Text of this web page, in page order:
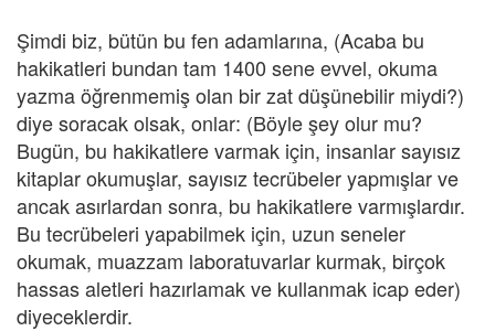
Şimdi biz, bütün bu fen adamlarına, (Acaba bu
hakikatleri bundan tam 1400 sene evvel, okuma
yazma öğrenmemiş olan bir zat düşünebilir miydi?)
diye soracak olsak, onlar: (Böyle şey olur mu?
Bugün, bu hakikatlere varmak için, insanlar sayısız
kitaplar okumuşlar, sayısız tecrübeler yapmışlar ve
ancak asırlardan sonra, bu hakikatlere varmışlardır.
Bu tecrübeleri yapabilmek için, uzun seneler
okumak, muazzam laboratuvarlar kurmak, birçok
hassas aletleri hazırlamak ve kullanmak icap eder)
diyeceklerdir.